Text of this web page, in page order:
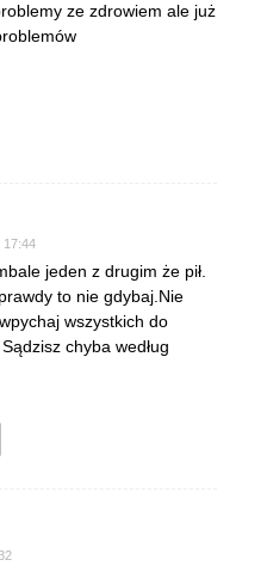
ze zdrowiem ale już
17:44
jeden z drugim że pił.
to nie gdybaj.Nie
wszystkich do
chyba według